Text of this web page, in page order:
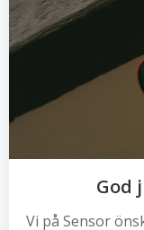
God
Vi på Sensor